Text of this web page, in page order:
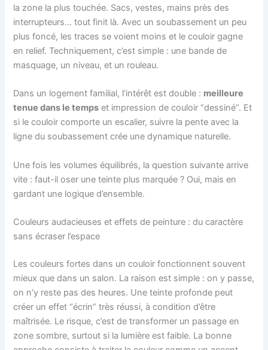
la zone la plus touchée. Sacs, vestes, mains près des
interrupteurs… tout finit là. Avec un soubassement un peu
plus foncé, les traces se voient moins et le couloir gagne
en relief. Techniquement, c’est simple : une bande de
masquage, un niveau, et un rouleau.
Dans un logement familial, l’intérêt est double : meilleure
tenue dans le temps et impression de couloir “dessiné”. Et
si le couloir comporte un escalier, suivre la pente avec la
ligne du soubassement crée une dynamique naturelle.
Une fois les volumes équilibrés, la question suivante arrive
vite : faut-il oser une teinte plus marquée ? Oui, mais en
gardant une logique d’ensemble.
Couleurs audacieuses et effets de peinture : du caractère
sans écraser l’espace
Les couleurs fortes dans un couloir fonctionnent souvent
mieux que dans un salon. La raison est simple : on y passe,
on n’y reste pas des heures. Une teinte profonde peut
créer un effet “écrin” très réussi, à condition d’être
maîtrisée. Le risque, c’est de transformer un passage en
zone sombre, surtout si la lumière est faible. La bonne